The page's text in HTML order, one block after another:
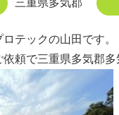
三重県多気郡
テックの山田です。
頼で三重県多気郡